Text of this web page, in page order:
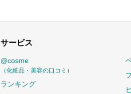
サービス
@cosme
（化粧品・美容の口コミ）
ランキング